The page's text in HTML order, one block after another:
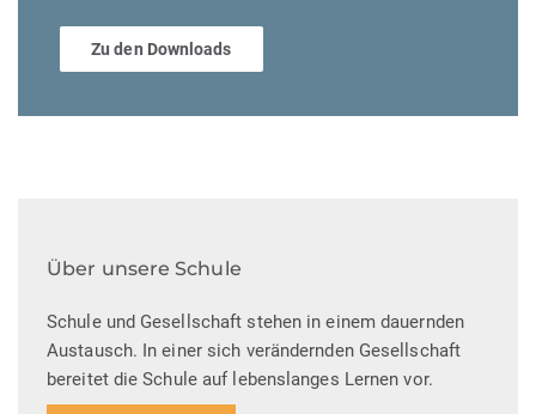
Zu den Downloads
Über unsere Schule
Schule und Gesellschaft stehen in einem dauernden
Austausch. In einer sich verändernden Gesellschaft
bereitet die Schule auf lebenslanges Lernen vor.